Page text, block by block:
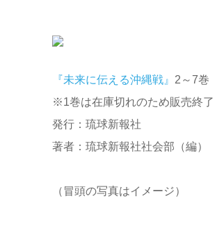
『未来に伝える沖縄戦』 2～7巻
※1巻は在庫切れのため販売終了
発行：琉球新報社
著者：琉球新報社社会部（編）
（冒頭の写真はイメージ）